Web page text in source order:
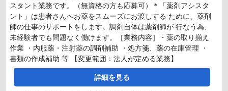
スタント業務です。（無資格の方も応募可）＊「薬剤アシスタ
ント」は患者さんへお薬をスムーズにお渡しする ために、薬剤
師の仕事のサポートをします。調剤自体は薬剤師が 行なう為、
未経験者でも問題なく働けます。［業務内容］・薬の取り揃え
作業 ・内服薬・注射薬の調剤補助 ・処方箋、薬の在庫管理 ・
書類の作成補助 等 【変更範囲：法人が定める業務】
詳細を見る